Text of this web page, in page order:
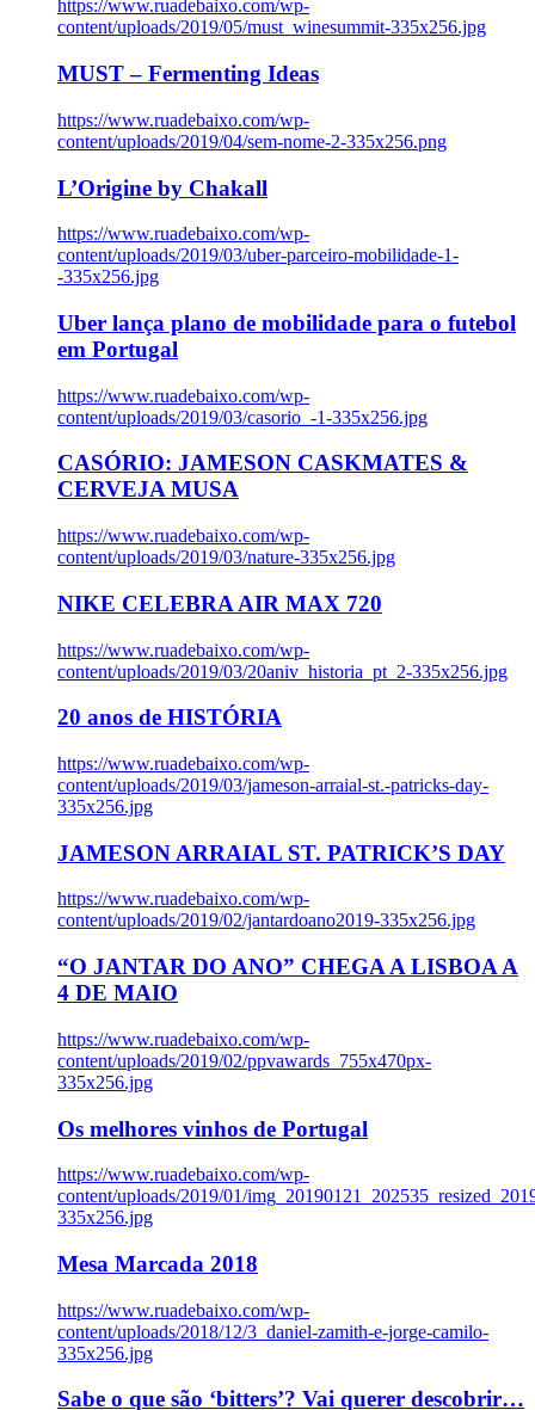
https://www.ruadebaixo.com/wp-
content/uploads/2019/05/must_winesummit-335x256.jpg
MUST – Fermenting Ideas
https://www.ruadebaixo.com/wp-
content/uploads/2019/04/sem-nome-2-335x256.png
L’Origine by Chakall
https://www.ruadebaixo.com/wp-
content/uploads/2019/03/uber-parceiro-mobilidade-1-
-335x256.jpg
Uber lança plano de mobilidade para o futebol
em Portugal
https://www.ruadebaixo.com/wp-
content/uploads/2019/03/casorio_-1-335x256.jpg
CASÓRIO: JAMESON CASKMATES &
CERVEJA MUSA
https://www.ruadebaixo.com/wp-
content/uploads/2019/03/nature-335x256.jpg
NIKE CELEBRA AIR MAX 720
https://www.ruadebaixo.com/wp-
content/uploads/2019/03/20aniv_historia_pt_2-335x256.jpg
20 anos de HISTÓRIA
https://www.ruadebaixo.com/wp-
content/uploads/2019/03/jameson-arraial-st.-patricks-day-
335x256.jpg
JAMESON ARRAIAL ST. PATRICK’S DAY
https://www.ruadebaixo.com/wp-
content/uploads/2019/02/jantardoano2019-335x256.jpg
“O JANTAR DO ANO” CHEGA A LISBOA A
4 DE MAIO
https://www.ruadebaixo.com/wp-
content/uploads/2019/02/ppvawards_755x470px-
335x256.jpg
Os melhores vinhos de Portugal
https://www.ruadebaixo.com/wp-
content/uploads/2019/01/
335x256.jpg
Mesa Marcada 2018
https://www.ruadebaixo.com/wp-
content/uploads/2018/12/3_daniel-zamith-e-jorge-camilo-
335x256.jpg
Sabe o que são ‘bitters’? Vai querer descobrir…